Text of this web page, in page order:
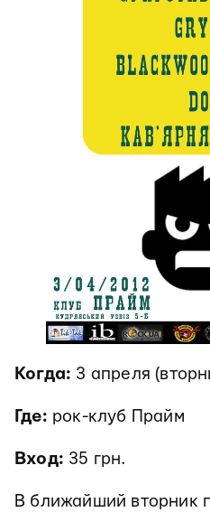
Когда: 3 апреля
Где: рок-клуб Прайм
Вход: 35 грн.
В ближайший вторник